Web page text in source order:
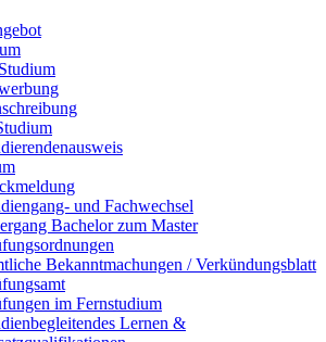
und Fachwechsel
Bachelor zum Master
Bekanntmachungen / Verkündungsblatt
im Fernstudium
Lernen &